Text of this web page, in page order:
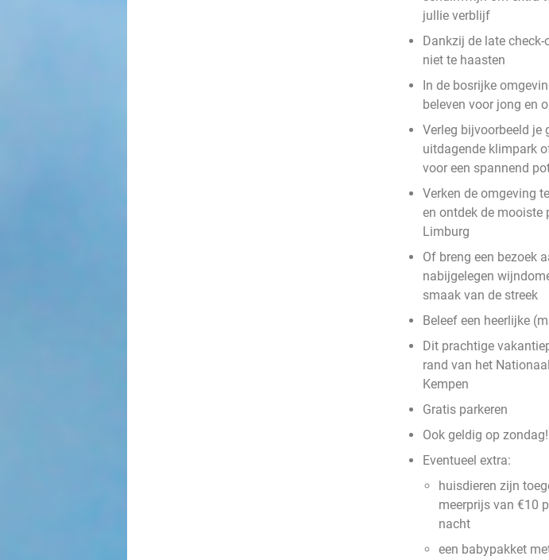
jullie verblijf
Dankzij de late
niet te haasten
In de bosrijke
beleven voor jong en
Verleg bijvoorbeeld je
uitdagende klimpark
voor een spannend
Verken de omgeving
en ontdek de mooiste
Limburg
Of breng een bezoek
nabijgelegen
smaak van de streek
Beleef een heerlijke
Dit prachtige
rand van het
Kempen
Gratis parkeren
Ook geldig op zondag!
Eventueel extra:
huisdieren zijn
meerprijs van €10
nacht
een babypakket